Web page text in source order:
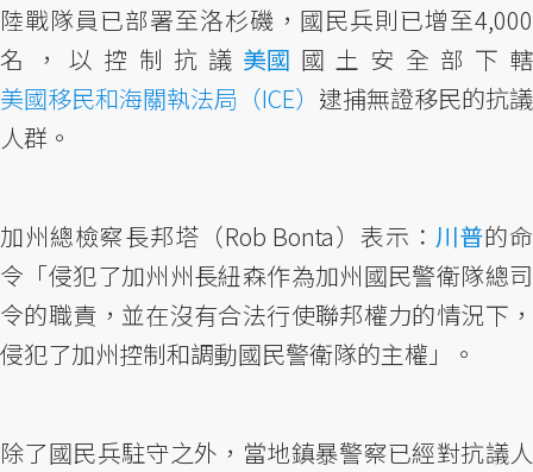
陸戰隊員已部署至洛杉磯，國民兵則已增至4,000
名，以控制抗議 美國 國土安全部下轄
美國移民和海關執法局（ICE） 逮捕無證移民的抗議
人群。
加州總檢察長邦塔（Rob Bonta）表示： 川普的命
令「侵犯了加州州長紐森作為加州國民警衛隊總司
令的職責，並在沒有合法行使聯邦權力的情況下，
侵犯了加州控制和調動國民警衛隊的主權」。
除了國民兵駐守之外，當地鎮暴警察已經對抗議人